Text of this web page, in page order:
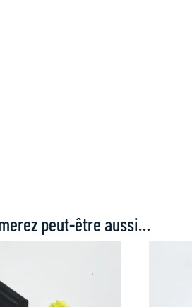
peut-être aussi…